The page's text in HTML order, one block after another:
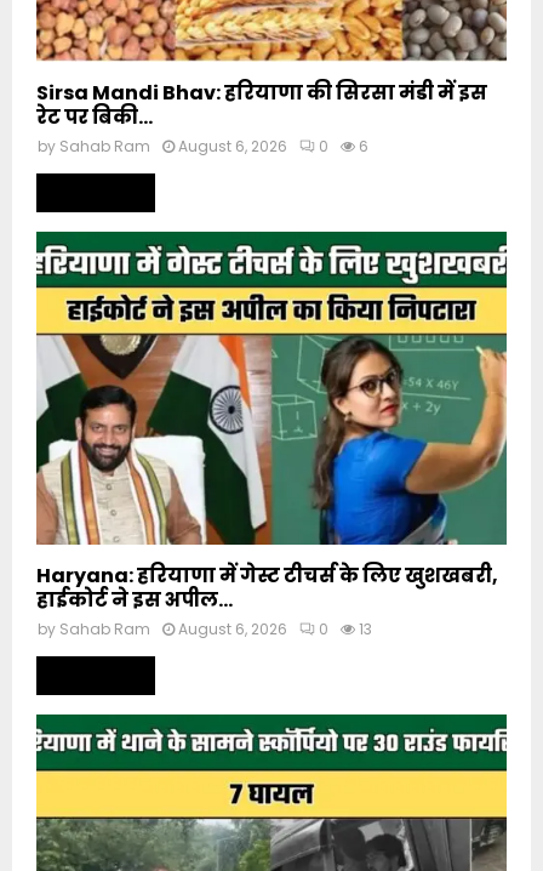
Sirsa Mandi Bhav: हरियाणा की सिरसा मंडी में इस
रेट पर बिकी...
by Sahab Ram August 6, 2026 0 6
Haryana: हरियाणा में गेस्ट टीचर्स के लिए खुशखबरी,
हाईकोर्ट ने इस अपील...
by Sahab Ram August 6, 2026 0 13